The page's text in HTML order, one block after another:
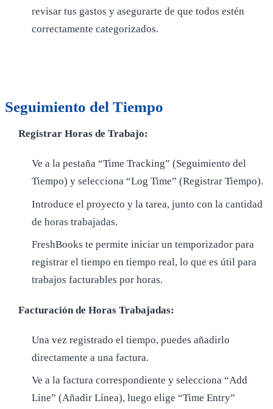
revisar tus gastos y asegurarte de que todos estén
correctamente categorizados.
Seguimiento del Tiempo
Registrar Horas de Trabajo:
Ve a la pestaña “Time Tracking” (Seguimiento del
Tiempo) y selecciona “Log Time” (Registrar Tiempo).
Introduce el proyecto y la tarea, junto con la cantidad
de horas trabajadas.
FreshBooks te permite iniciar un temporizador para
registrar el tiempo en tiempo real, lo que es útil para
trabajos facturables por horas.
Facturación de Horas Trabajadas:
Una vez registrado el tiempo, puedes añadirlo
directamente a una factura.
Ve a la factura correspondiente y selecciona “Add
Line” (Añadir Línea), luego elige “Time Entry”